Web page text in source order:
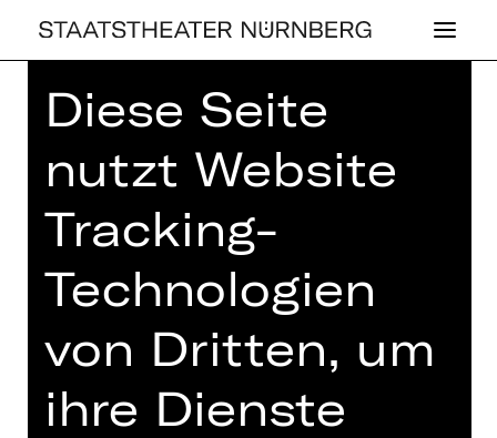
Home>Spielplan 26/27> Faszination
Theater
FAS­ZI­NA­TI­ON
THEA­TER
Führung unters Dach des
Opernhauses
Diese Seite
nutzt Website
Tracking-
Technologien
von Dritten, um
ihre Dienste